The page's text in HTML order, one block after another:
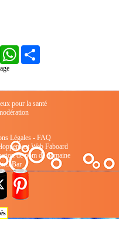
Pinterest WhatsApp
pour la santé
Légales- FAQ
Web Faboard
de nom de domaine